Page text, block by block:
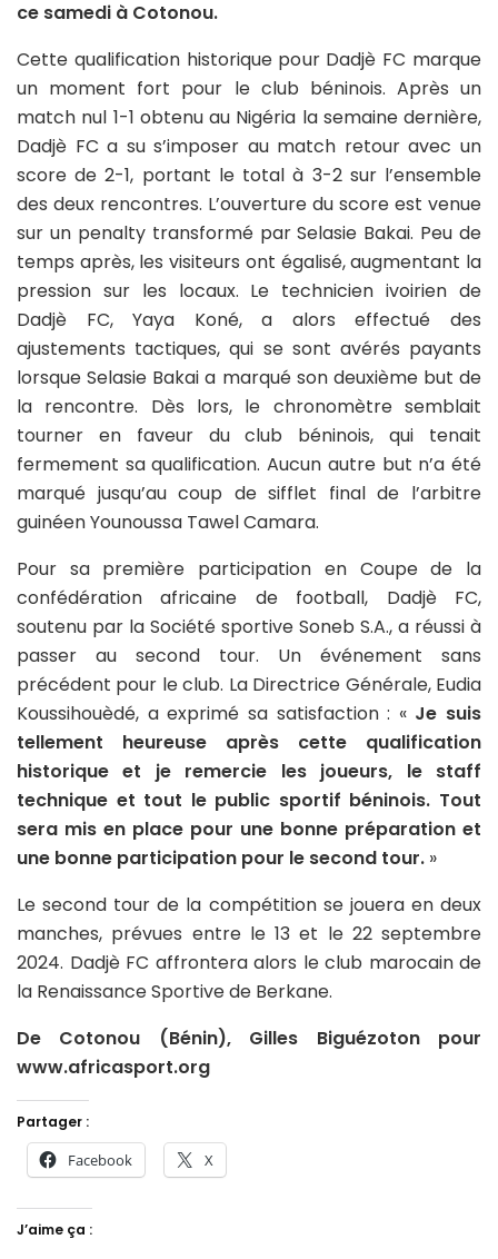
ce samedi à Cotonou.
Cette qualification historique pour Dadjè FC marque
un moment fort pour le club béninois. Après un
match nul 1-1 obtenu au Nigéria la semaine dernière,
Dadjè FC a su s’imposer au match retour avec un
score de 2-1, portant le total à 3-2 sur l’ensemble
des deux rencontres. L’ouverture du score est venue
sur un penalty transformé par Selasie Bakai. Peu de
temps après, les visiteurs ont égalisé, augmentant la
pression sur les locaux. Le technicien ivoirien de
Dadjè FC, Yaya Koné, a alors effectué des
ajustements tactiques, qui se sont avérés payants
lorsque Selasie Bakai a marqué son deuxième but de
la rencontre. Dès lors, le chronomètre semblait
tourner en faveur du club béninois, qui tenait
fermement sa qualification. Aucun autre but n’a été
marqué jusqu’au coup de sifflet final de l’arbitre
guinéen Younoussa Tawel Camara.
Pour sa première participation en Coupe de la
confédération africaine de football, Dadjè FC,
soutenu par la Société sportive Soneb S.A., a réussi à
passer au second tour. Un événement sans
précédent pour le club. La Directrice Générale, Eudia
Koussihouèdé, a exprimé sa satisfaction : « Je suis
tellement heureuse après cette qualification
historique et je remercie les joueurs, le staff
technique et tout le public sportif béninois. Tout
sera mis en place pour une bonne préparation et
une bonne participation pour le second tour. »
Le second tour de la compétition se jouera en deux
manches, prévues entre le 13 et le 22 septembre
2024. Dadjè FC affrontera alors le club marocain de
la Renaissance Sportive de Berkane.
De Cotonou (Bénin), Gilles Biguézoton pour
www.africasport.org
Partager :
Facebook X
J’aime ça :